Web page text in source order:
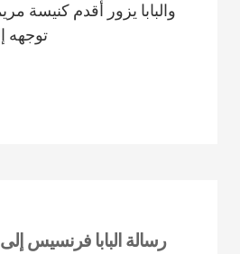
والبابا يزور أقدم كنيسة
توجهه
رسالة البابا فرنسيس